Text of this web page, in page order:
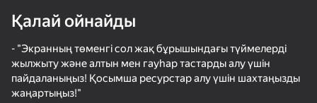
ОЙНАУ
Майнкрафт Битва! Разруби Армию Мобов!
65
Қалай ойнайды
- "Экранның төменгі сол жақ бұрышындағы түймелерді
жылжыту және алтын мен гауһар тастарды алу үшін
пайдаланыңыз! Қосымша ресурстар алу үшін шахтаңызды
жаңартыңыз!"